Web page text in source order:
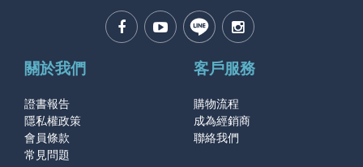
關於我們
證書報告
隱私權政策
會員條款
常見問題
客戶服務
購物流程
成為經銷商
聯絡我們